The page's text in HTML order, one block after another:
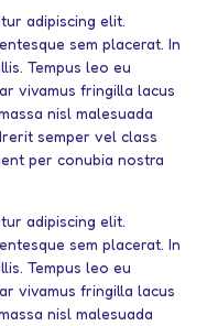
adipiscing elit.
sem placerat. In
Tempus leo eu
vivamus fringilla lacus
nisl malesuada
semper vel class
per conubia nostra
adipiscing elit.
sem placerat. In
Tempus leo eu
vivamus fringilla lacus
nisl malesuada